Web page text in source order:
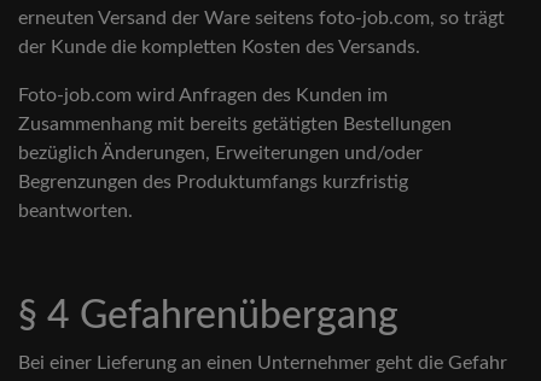
erneuten Versand der Ware seitens foto-job.com, so trägt
der Kunde die kompletten Kosten des Versands.
Foto-job.com wird Anfragen des Kunden im
Zusammenhang mit bereits getätigten Bestellungen
bezüglich Änderungen, Erweiterungen und/oder
Begrenzungen des Produktumfangs kurzfristig
beantworten.
§ 4 Gefahrenübergang
Bei einer Lieferung an einen Unternehmer geht die Gefahr